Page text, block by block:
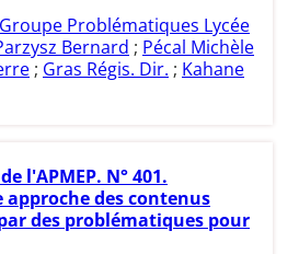
Problématiques Lycée
Bernard ; Pécal Michèle
; Gras Régis. Dir. ; Kahane
l'APMEP. N° 401.
approche des contenus
des problématiques pour